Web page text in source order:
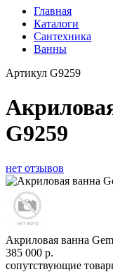
Главная
Каталоги
Сантехника
Ванны
Артикул G9259
G9259
нет отзывов
Акриловая ванна
385 000 р.
сопутствующие